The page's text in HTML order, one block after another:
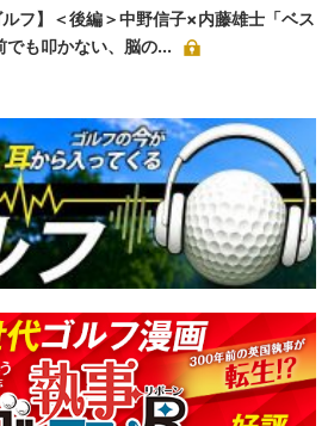
ルフ】＜後編＞中野信子×内藤雄士「ベス
でも叩かない、脳の...